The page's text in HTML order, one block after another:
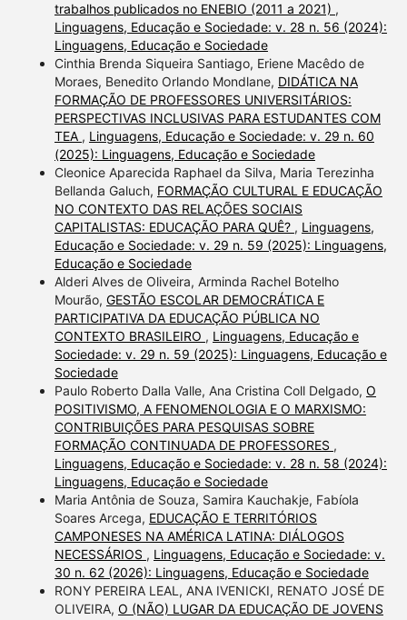
trabalhos publicados no ENEBIO (2011 a 2021) ,
Linguagens, Educação e Sociedade: v. 28 n. 56 (2024):
Linguagens, Educação e Sociedade
Cinthia Brenda Siqueira Santiago, Eriene Macêdo de
Moraes, Benedito Orlando Mondlane, DIDÁTICA NA
FORMAÇÃO DE PROFESSORES UNIVERSITÁRIOS:
PERSPECTIVAS INCLUSIVAS PARA ESTUDANTES COM
TEA , Linguagens, Educação e Sociedade: v. 29 n. 60
(2025): Linguagens, Educação e Sociedade
Cleonice Aparecida Raphael da Silva, Maria Terezinha
Bellanda Galuch, FORMAÇÃO CULTURAL E EDUCAÇÃO
NO CONTEXTO DAS RELAÇÕES SOCIAIS
CAPITALISTAS: EDUCAÇÃO PARA QUÊ? , Linguagens,
Educação e Sociedade: v. 29 n. 59 (2025): Linguagens,
Educação e Sociedade
Alderi Alves de Oliveira, Arminda Rachel Botelho
Mourão, GESTÃO ESCOLAR DEMOCRÁTICA E
PARTICIPATIVA DA EDUCAÇÃO PÚBLICA NO
CONTEXTO BRASILEIRO , Linguagens, Educação e
Sociedade: v. 29 n. 59 (2025): Linguagens, Educação e
Sociedade
Paulo Roberto Dalla Valle, Ana Cristina Coll Delgado, O
POSITIVISMO, A FENOMENOLOGIA E O MARXISMO:
CONTRIBUIÇÕES PARA PESQUISAS SOBRE
FORMAÇÃO CONTINUADA DE PROFESSORES ,
Linguagens, Educação e Sociedade: v. 28 n. 58 (2024):
Linguagens, Educação e Sociedade
Maria Antônia de Souza, Samira Kauchakje, Fabíola
Soares Arcega, EDUCAÇÃO E TERRITÓRIOS
CAMPONESES NA AMÉRICA LATINA: DIÁLOGOS
NECESSÁRIOS , Linguagens, Educação e Sociedade: v.
30 n. 62 (2026): Linguagens, Educação e Sociedade
RONY PEREIRA LEAL, ANA IVENICKI, RENATO JOSÉ DE
OLIVEIRA, O (NÃO) LUGAR DA EDUCAÇÃO DE JOVENS